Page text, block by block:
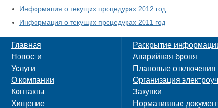
Информация о текущих процедурах 2012 год
Информация о текущих процедурах 2011 год
Главная
Новости
Услуги
О компании
Контакты
Хищение
Раскрытие
Аварийная броня
Плановые отключения
Организация
Закупки
Нормативные